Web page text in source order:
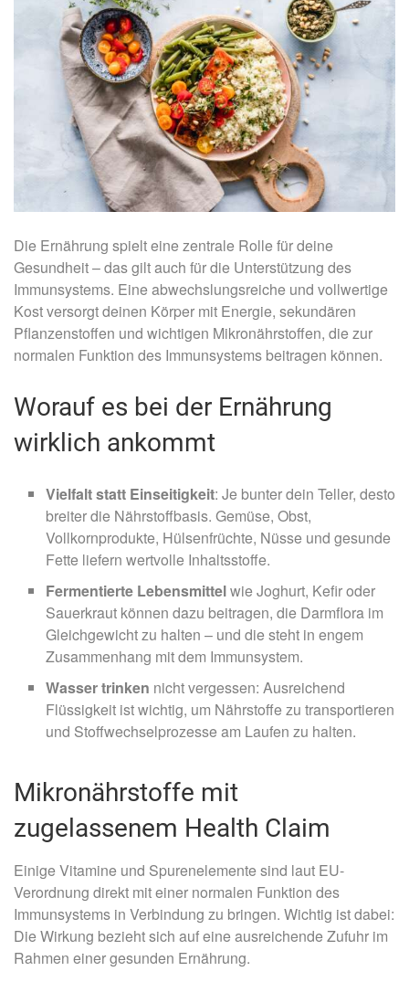
Die Ernährung spielt eine zentrale Rolle für deine
Gesundheit – das gilt auch für die Unterstützung des
Immunsystems. Eine abwechslungsreiche und vollwertige
Kost versorgt deinen Körper mit Energie, sekundären
Pflanzenstoffen und wichtigen Mikronährstoffen, die zur
normalen Funktion des Immunsystems beitragen können.
Worauf es bei der Ernährung
wirklich ankommt
Vielfalt statt Einseitigkeit: Je bunter dein Teller, desto
breiter die Nährstoffbasis. Gemüse, Obst,
Vollkornprodukte, Hülsenfrüchte, Nüsse und gesunde
Fette liefern wertvolle Inhaltsstoffe.
Fermentierte Lebensmittelwie Joghurt, Kefir oder
Sauerkraut können dazu beitragen, die Darmflora im
Gleichgewicht zu halten – und die steht in engem
Zusammenhang mit dem Immunsystem.
Wasser trinken nicht vergessen: Ausreichend
Flüssigkeit ist wichtig, um Nährstoffe zu transportieren
und Stoffwechselprozesse am Laufen zu halten.
Mikronährstoffe mit
zugelassenem Health Claim
Einige Vitamine und Spurenelemente sind laut EU-
Verordnung direkt mit einer normalen Funktion des
Immunsystems in Verbindung zu bringen. Wichtig ist dabei:
Die Wirkung bezieht sich auf eine ausreichende Zufuhr im
Rahmen einer gesunden Ernährung.